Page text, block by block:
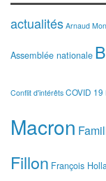
actualités Arnaud
Assemblée nationale
Conflit d'intérêts COVID 19
Macron
Fillon François